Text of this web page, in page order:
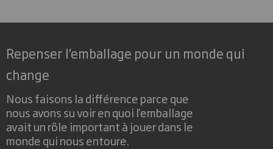
Repenser l’emballage pour un monde qui
change
Nous faisons la différence parce que
nous avons su voir en quoi l'emballage
avait un rôle important à jouer dans le
monde qui nous entoure.